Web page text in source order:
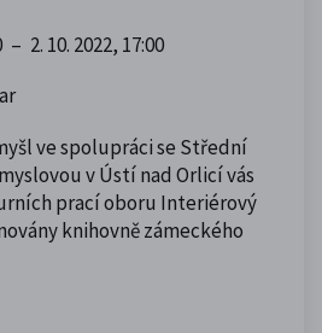
– 2. 10. 2022, 17:00
ve spolupráci se Střední
v Ústí nad Orlicí vás
prací oboru Interiérový
knihovně zámeckého